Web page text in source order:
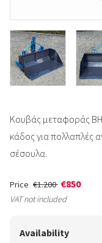
Κουβάς μεταφοράς
κάδος για πολλαπλές
σέσουλα.
Price €1.200 €850
VAT not included
Availability